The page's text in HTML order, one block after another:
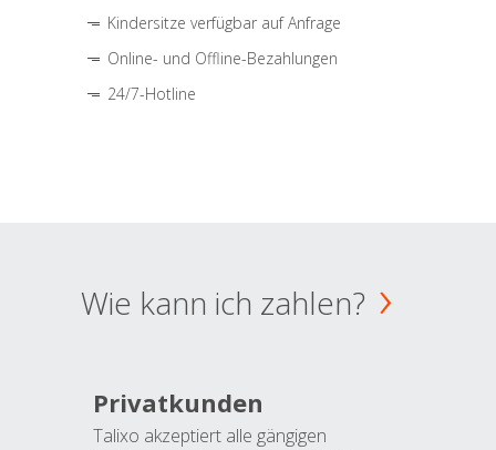
Kindersitze verfügbar auf Anfrage
Online- und Offline-Bezahlungen
24/7-Hotline
Wie kann ich zahlen?
Privatkunden
Talixo akzeptiert alle gängigen